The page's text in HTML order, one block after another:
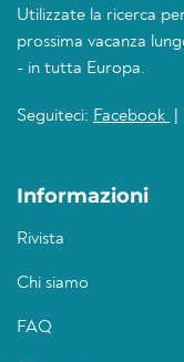
Utilizzate la ricerca
prossima vacanza
- in tutta Europa.
Seguiteci: Facebook
Informazioni
Rivista
Chi siamo
FAQ